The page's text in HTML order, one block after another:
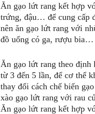
Ăn gạo lứt rang kết hợp
trứng, đậu… để cung cấp
nên ăn gạo lứt rang với
đồ uống có ga, rượu bia…
Ăn gạo lứt rang theo định
từ 3 đến 5 lần, để cơ thể
thay đổi cách chế biến
xào gạo lứt rang với rau
Ăn gạo lứt rang kết hợp